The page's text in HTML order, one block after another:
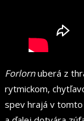
Forlornuberá z
rytmickom,
spev hrajá v tomto